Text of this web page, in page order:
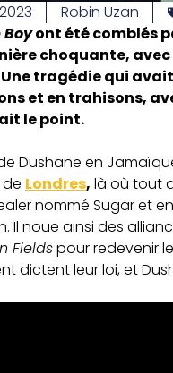
Robin Uzan
Boyont été comblés
choquante,
tragédie qui
et en trahisons,
le point.
Dushane en
Londres, là où tout
nommé Sugar et
Il noue ainsi des
Fieldspour redevenir
dictent leur loi, et